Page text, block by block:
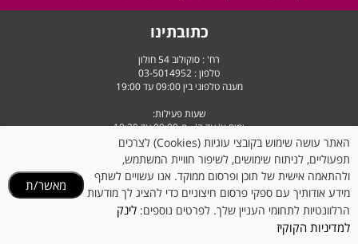
כתובתינו
רח' : סוקולוב 54 חולון
טלפון : 03-5014952
מענה טלפוני בין 09:00 עד 19:00
שעות פעילות:
ימים א' עד ה' - מ-09:00 עד 19:30
יום ו' וערבי חג - מ-9:00 עד 14:30
האתר עושה שימוש בקובצי עוגיות (Cookies) לצרכים
תפעוליים, לניתוח שימושים, לשיפור חוויית המשתמש,
ולהתאמה אישית של תוכן ופרסום ממוקד. אנו עשויים לשתף
מידע אודותיך עם ספקי פרסום חיצוניים כדי להציג לך מודעות
הרלוונטיות לתחומי העניין שלך. לפרטים נוספים: לינק
למדיניות הקוקיז
מאשר/ת